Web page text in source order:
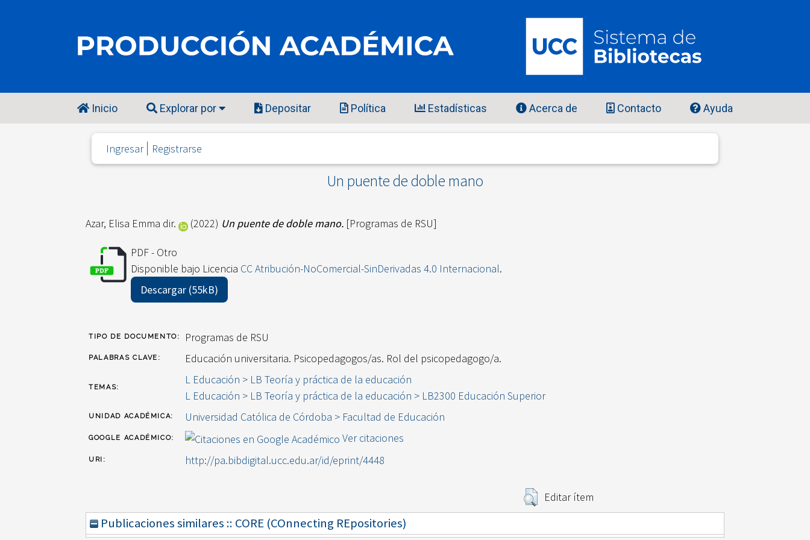
Inicio Explorar por Depositar Política Estadísticas Acerca de Contacto Ayuda
Ingresar Registrarse
Un puente de doble mano
Azar, Elisa Emma dir. (2022) Un puente de doble mano. [Programas de RSU]
PDF - Otro
Disponible bajo Licencia CC Atribución-NoComercial-SinDerivadas 4.0 Internacional.
Descargar (55kB)
TIPO DE DOCUMENTO: Programas de RSU
PALABRAS CLAVE: Educación universitaria. Psicopedagogos/as. Rol del psicopedagogo/a.
TEMAS:
L Educación > LB Teoría y práctica de la educación
L Educación > LB Teoría y práctica de la educación > LB2300 Educación Superior
UNIDAD ACADÉMICA: Universidad Católica de Córdoba > Facultad de Educación
GOOGLE ACADÉMICO: Ver citaciones
URI: http://pa.bibdigital.ucc.edu.ar/id/eprint/4448
Editar ítem
Publicaciones similares :: CORE (COnnecting REpositories)